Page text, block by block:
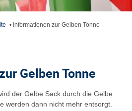
• Informationen zur Gelben Tonne
Gelben Tonne
der Gelbe Sack durch die Gelbe
werden dann nicht mehr entsorgt.